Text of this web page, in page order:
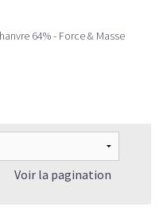
64% - Force & Masse
Voir la pagination